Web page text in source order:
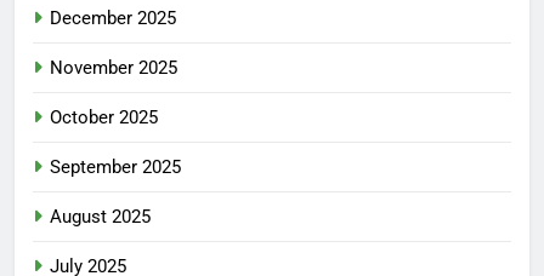
December 2025
November 2025
October 2025
September 2025
August 2025
July 2025